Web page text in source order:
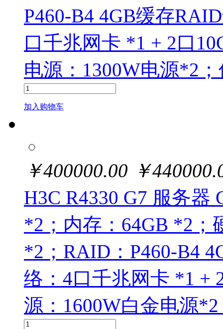
P460-B4 4GB缓存
口千兆网卡 *1 + 2口
电源：1300W电源*2
加入购物车
￥400000.00 ￥
H3C R4330 G7 服务器
*2；内存：64GB *2；
*2；RAID：P460-B4
络：4口千兆网卡 *1 +
源：1600W白金电源